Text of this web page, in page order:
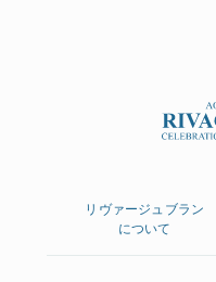
リヴァージュブラン
について